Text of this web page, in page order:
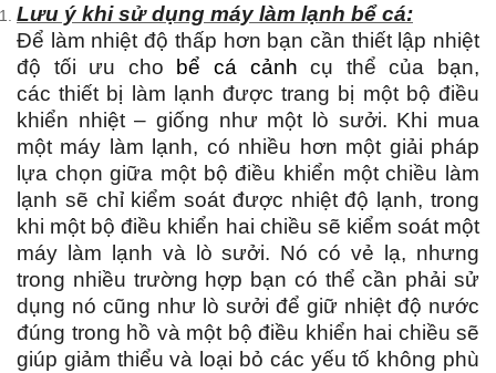
Lưu ý khi sử dụng máy làm lạnh bể cá:
Để làm nhiệt độ thấp hơn bạn cần thiết lập nhiệt
độ tối ưu cho
bể cá cảnh cụ thể của bạn,
các thiết bị làm lạnh được trang bị một bộ điều
khiển nhiệt – giống như một lò sưởi. Khi mua
một máy làm lạnh, có nhiều hơn một giải pháp
lựa chọn giữa một bộ điều khiển một chiều làm
lạnh sẽ chỉ kiểm soát được nhiệt độ lạnh, trong
khi một bộ điều khiển hai chiều sẽ kiểm soát một
máy làm lạnh và lò sưởi. Nó có vẻ lạ, nhưng
trong nhiều trường hợp bạn có thể cần phải sử
dụng nó cũng như lò sưởi để giữ nhiệt độ nước
đúng trong hồ và một bộ điều khiển hai chiều sẽ
giúp giảm thiểu và loại bỏ các yếu tố không phù